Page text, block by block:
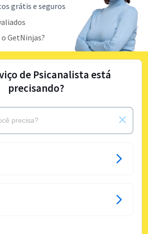
grátis e seguros
GetNinjas?
de Psicanalista está
precisando?